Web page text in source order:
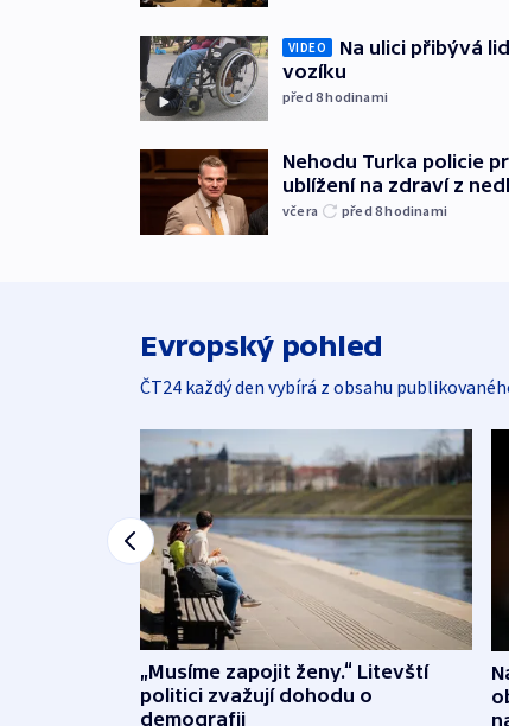
VIDEO
Na ulici přibývá
vozíku
před 8hodinami
Nehodu Turka policie
ublížení na zdraví z
včera před 8hodinami
Evropský pohled
ČT24 každý den vybírá z obsahu
„Musíme zapojit ženy.“ Litevští
politici zvažují dohodu o
demografii